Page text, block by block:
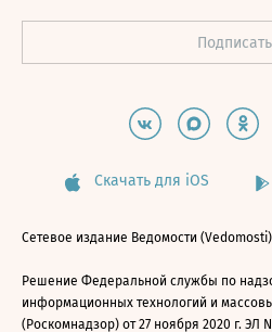
Скачать для iOS
Сетевое издание Ведомости (Vedomosti)
Решение Федеральной службы по
информационных технологий и
(Роскомнадзор) от 27 ноября 2020 г. ЭЛ